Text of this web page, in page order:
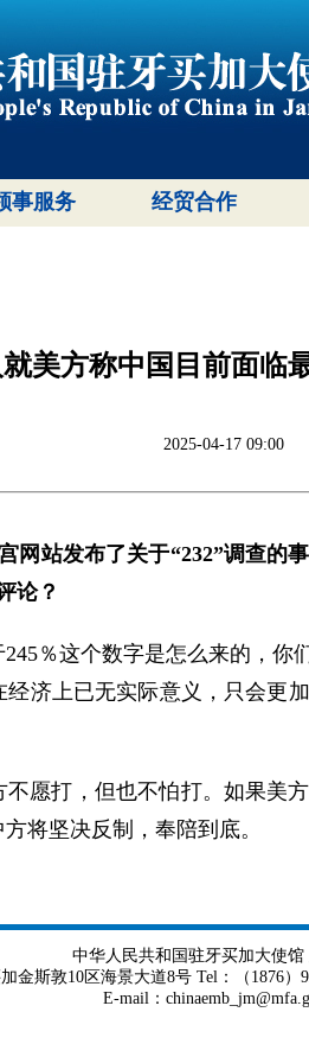
事服务 经贸合作
美方称中国目前面临
2025-04-17 09:00
网站发布了关于“232”调查
论？
％这个数字是怎么来的，
济上已无实际意义，只会更
愿打，但也不怕打。如果美
将坚决反制，奉陪到底。
中华人民共和国驻牙买加大使馆
金斯敦10区海景大道8号 Tel：（1876）
E-mail：